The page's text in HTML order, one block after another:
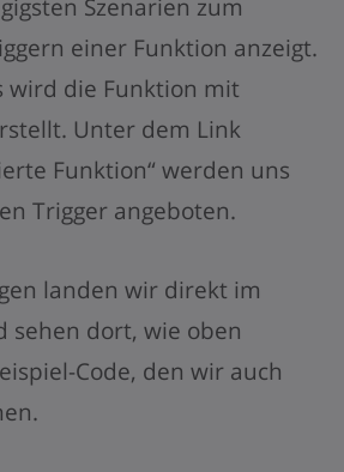
Szenarien zum
einer Funktion anzeigt.
wird die Funktion mit
Unter dem Link
Funktion“ werden uns
Trigger angeboten.
landen wir direkt im
sehen dort, wie oben
Code, den wir auch